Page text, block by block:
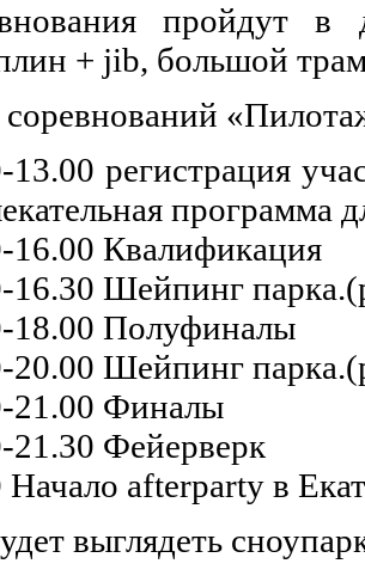
пройдут в
+ jib, большой
13.00 регистрация
программа
16.00 Квалификация
16.30 Шейпинг
18.00 Полуфиналы
20.00 Шейпинг
21.00 Финалы
21.30 Фейерверк
Начало afterparty в
выглядеть